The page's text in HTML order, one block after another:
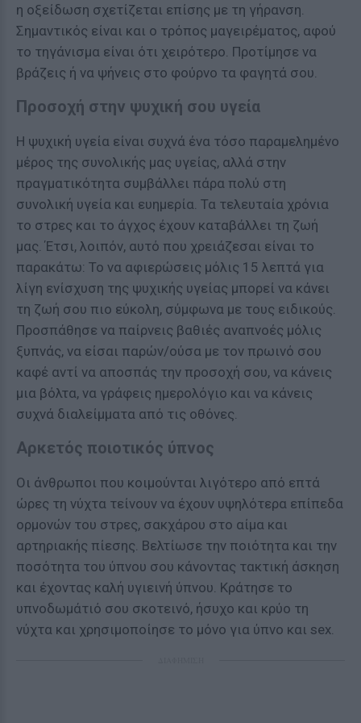
η οξείδωση σχετίζεται επίσης με τη γήρανση.
Σημαντικός είναι και ο τρόπος μαγειρέματος, αφού
το τηγάνισμα είναι ότι χειρότερο. Προτίμησε να
βράζεις ή να ψήνεις στο φούρνο τα φαγητά σου.
Προσοχή στην ψυχική σου υγεία
Η ψυχική υγεία είναι συχνά ένα τόσο παραμελημένο
μέρος της συνολικής μας υγείας, αλλά στην
πραγματικότητα συμβάλλει πάρα πολύ στη
συνολική υγεία και ευημερία. Τα τελευταία χρόνια
το στρες και το άγχος έχουν καταβάλλει τη ζωή
μας. Έτσι, λοιπόν, αυτό που χρειάζεσαι είναι το
παρακάτω: Το να αφιερώσεις μόλις 15 λεπτά για
λίγη ενίσχυση της ψυχικής υγείας μπορεί να κάνει
τη ζωή σου πιο εύκολη, σύμφωνα με τους ειδικούς.
Προσπάθησε να παίρνεις βαθιές αναπνοές μόλις
ξυπνάς, να είσαι παρών/ούσα με τον πρωινό σου
καφέ αντί να αποσπάς την προσοχή σου, να κάνεις
μια βόλτα, να γράφεις ημερολόγιο και να κάνεις
συχνά διαλείμματα από τις οθόνες.
Αρκετός ποιοτικός ύπνος
Οι άνθρωποι που κοιμούνται λιγότερο από επτά
ώρες τη νύχτα τείνουν να έχουν υψηλότερα επίπεδα
ορμονών του στρες, σακχάρου στο αίμα και
αρτηριακής πίεσης. Βελτίωσε την ποιότητα και την
ποσότητα του ύπνου σου κάνοντας τακτική άσκηση
και έχοντας καλή υγιεινή ύπνου. Κράτησε το
υπνοδωμάτιό σου σκοτεινό, ήσυχο και κρύο τη
νύχτα και χρησιμοποίησε το μόνο για ύπνο και sex.